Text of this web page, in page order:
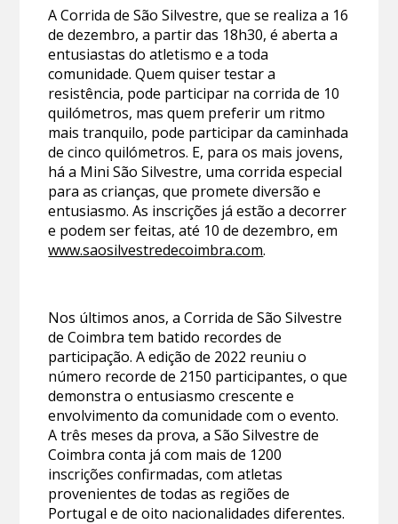
A Corrida de São Silvestre, que se realiza a 16
de dezembro, a partir das 18h30, é aberta a
entusiastas do atletismo e a toda
comunidade. Quem quiser testar a
resistência, pode participar na corrida de 10
quilómetros, mas quem preferir um ritmo
mais tranquilo, pode participar da caminhada
de cinco quilómetros. E, para os mais jovens,
há a Mini São Silvestre, uma corrida especial
para as crianças, que promete diversão e
entusiasmo. As inscrições já estão a decorrer
e podem ser feitas, até 10 de dezembro, em
www.saosilvestredecoimbra.com.
Nos últimos anos, a Corrida de São Silvestre
de Coimbra tem batido recordes de
participação. A edição de 2022 reuniu o
número recorde de 2150 participantes, o que
demonstra o entusiasmo crescente e
envolvimento da comunidade com o evento.
A três meses da prova, a São Silvestre de
Coimbra conta já com mais de 1200
inscrições confirmadas, com atletas
provenientes de todas as regiões de
Portugal e de oito nacionalidades diferentes.